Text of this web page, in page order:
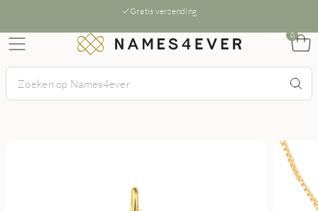
Gratis verzending
0